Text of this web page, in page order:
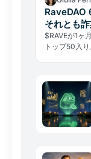
RaveDAO
それとも
$RAVEが1ヶ
トップ50入